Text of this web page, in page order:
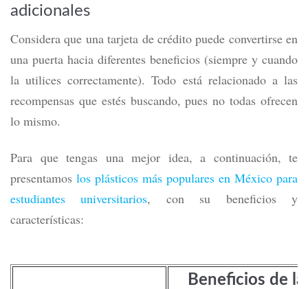
adicionales
Considera que una tarjeta de crédito puede convertirse en
una puerta hacia diferentes beneficios (siempre y cuando
la utilices correctamente). Todo está relacionado a las
recompensas que estés buscando, pues no todas ofrecen
lo mismo.
Para que tengas una mejor idea, a continuación, te
presentamos los plásticos más populares en México para
estudiantes universitarios, con su beneficios y
características:
Beneficios de